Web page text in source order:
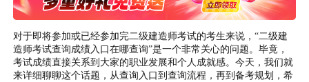
对于即将参加或已经参加完二级建造师考试的考生来说，“二级建
造师考试查询成绩入口在哪查询”是一个非常关心的问题。毕竟，
考试成绩直接关系到大家的职业发展和个人成就感。今天，我们就
来详细聊聊这个话题，从查询入口到查询流程，再到备考规划，希